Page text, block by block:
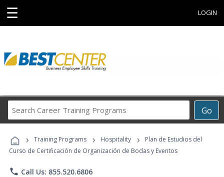
☰ LOGIN
Go
Career
Programs
› Training Programs › Hospitality ›
Plan de Estudios del
Curso de Certificación de Organización de Bodas y Eventos
phone Call Us: 855.520.6806